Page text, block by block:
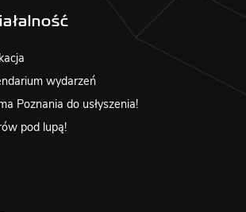
wydarzeń
Poznania do usłyszenia!
pod lupą!